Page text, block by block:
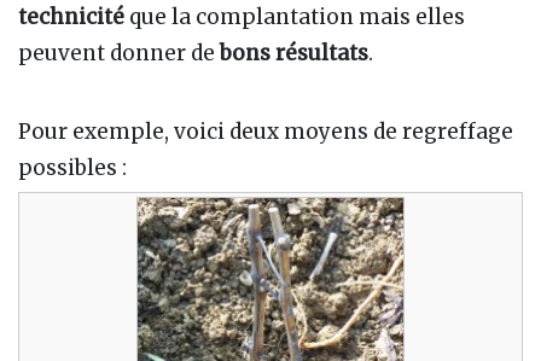
technicité que la complantation mais elles
peuvent donner debons résultats.
Pour exemple, voici deux moyens de regreffage
possibles :